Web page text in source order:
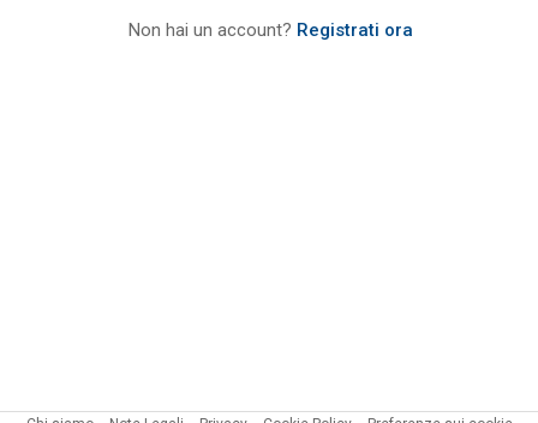
Non hai un account? Registrati ora